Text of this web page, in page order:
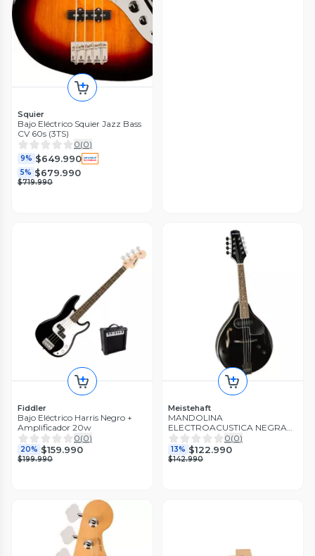
Squier
Bajo Eléctrico Squier Jazz Bass
CV 60s (3TS)
0(0)
9% $649.990
5% $679.990
$719.990
Fiddler
Bajo Eléctrico Harris Negro +
Amplificador 20w
0(0)
20% $159.990
$199.990
Meistehaft
MANDOLINA
ELECTROACUSTICA NEGRA
MOD BEETHOVEN
MEISTEHAFT
0(0)
13% $122.990
$142.990